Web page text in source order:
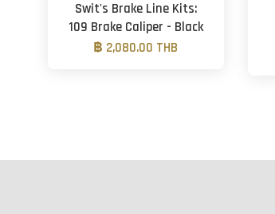
Swit's Brake Line Kits:
109 Brake Caliper - Black
฿ 2,080.00 THB